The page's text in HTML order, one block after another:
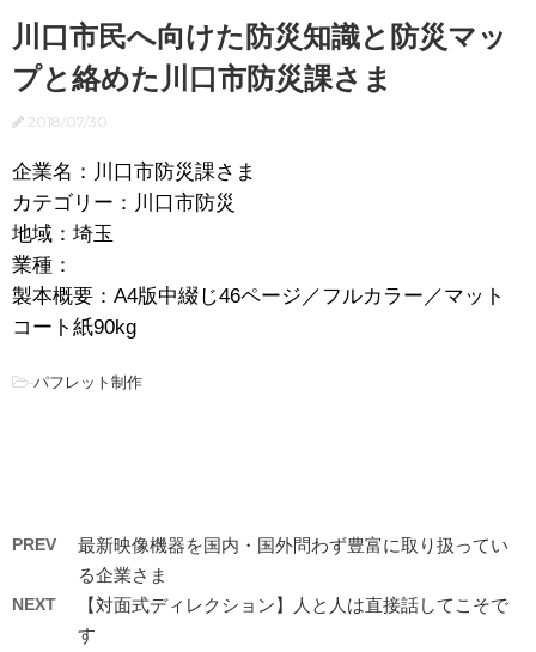
川口市民へ向けた防災知識と防災マッ
プと絡めた川口市防災課さま
2018/07/30
企業名：川口市防災課さま
カテゴリー：川口市防災
地域：埼玉
業種：
製本概要：A4版中綴じ46ページ／フルカラー／マット
コート紙90kg
-パフレット制作
PREV
最新映像機器を国内・国外問わず豊富に取り扱ってい
る企業さま
NEXT
【対面式ディレクション】人と人は直接話してこそで
す